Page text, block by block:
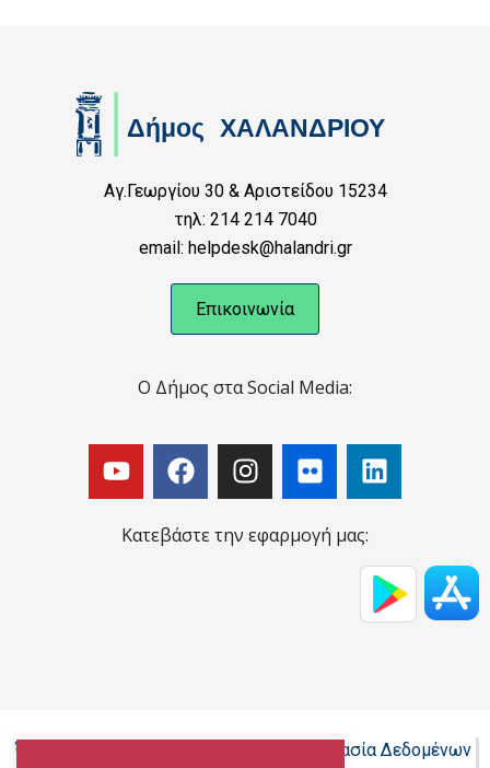
Αγ.Γεωργίου 30 & Αριστείδου 15234
τηλ: 214 214 7040
email: helpdesk@halandri.gr
Επικοινωνία
Ο Δήμος στα Social Media:
Κατεβάστε την εφαρμογή μας:
Όροι Χρήσης - Πολιτική Cookies - Προστασία Δεδομένων